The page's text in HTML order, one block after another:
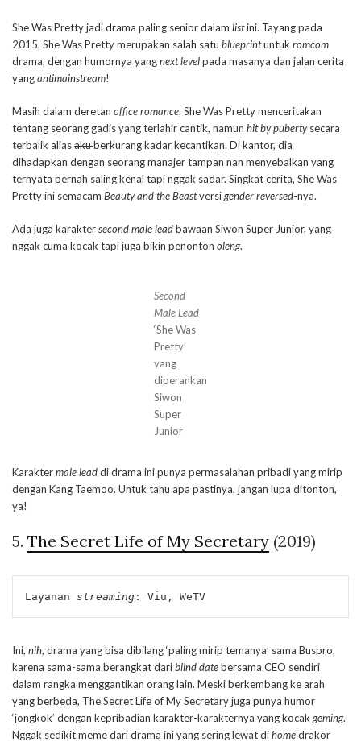
She Was Pretty jadi drama paling senior dalam listini. Tayang pada
2015, She Was Pretty merupakan salah satu blueprintuntuk romcom
drama, dengan humornya yangnext levelpada masanya dan jalan cerita
yangantimainstream!
Masih dalam deretan office romance, She Was Pretty menceritakan
tentang seorang gadis yang terlahir cantik, namun hit by pubertysecara
terbalik aliasakuberkurang kadar kecantikan. Di kantor, dia
dihadapkan dengan seorang manajer tampan nan menyebalkan yang
ternyata pernah saling kenal tapi nggak sadar. Singkat cerita, She Was
Pretty ini semacam Beauty and the Beastversigender reversed-nya.
Ada juga karaktersecond male leadbawaan Siwon Super Junior, yang
nggak cuma kocak tapi juga bikin penonton oleng.
Second
Male Lead
‘She Was
Pretty’
yang
diperankan
Siwon
Super
Junior
Karaktermale leaddi drama ini punya permasalahan pribadi yang mirip
dengan Kang Taemoo. Untuk tahu apa pastinya, jangan lupa ditonton,
ya!
5. The Secret Life of My Secretary (2019)
Layanan streaming : Viu, WeTV
Ini, nih, drama yang bisa dibilang ‘paling mirip temanya’ sama Buspro,
karena sama-sama berangkat dariblind datebersama CEO sendiri
dalam rangka menggantikan orang lain. Meski berkembang ke arah
yang berbeda, The Secret Life of My Secretary juga punya humor
‘jongkok’ dengan kepribadian karakter-karakternya yang kocak geming.
Nggak sedikit meme dari drama ini yang sering lewat dihomedrakor